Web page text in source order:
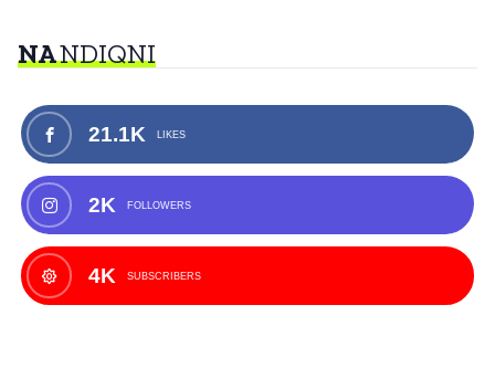
NANDIQNI
21.1K LIKES
2K FOLLOWERS
4K SUBSCRIBERS